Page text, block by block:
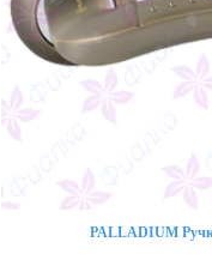
PALLADIUM